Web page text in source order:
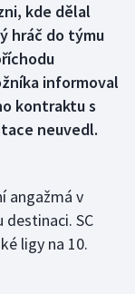
kde dělal
hráč do týmu
informoval
kontraktu s
neuvedl.
angažmá v
SC
ligy na 10.